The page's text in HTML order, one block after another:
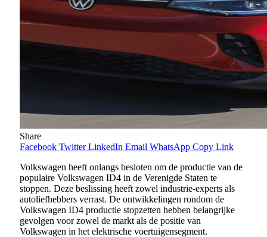
Share
Facebook Twitter LinkedIn Email WhatsApp Copy Link
Volkswagen heeft onlangs besloten om de productie van de
populaire Volkswagen ID4 in de Verenigde Staten te
stoppen. Deze beslissing heeft zowel industrie-experts als
autoliefhebbers verrast. De ontwikkelingen rondom de
Volkswagen ID4 productie stopzetten hebben belangrijke
gevolgen voor zowel de markt als de positie van
Volkswagen in het elektrische voertuigensegment.